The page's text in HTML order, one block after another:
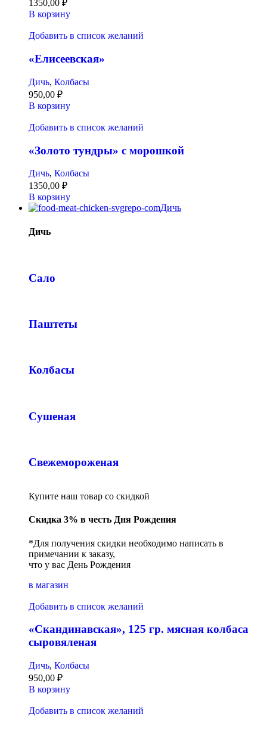
1350,00 ₽
В корзину
Добавить в список желаний
«Елисеевская»
Дичь, Колбасы
950,00 ₽
В корзину
Добавить в список желаний
«Золото тундры» с морошкой
Дичь, Колбасы
1350,00 ₽
В корзину
Дичь
Дичь
Сало
Паштеты
Колбасы
Сушеная
Свежемороженая
Купите наш товар со скидкой
Скидка 3% в честь Дня Рождения
*Для получения скидки необходимо написать в
примечании к заказу,
что у вас День Рождения
в магазин
Добавить в список желаний
«Скандинавская», 125 гр. мясная колбаса
сыровяленая
Дичь, Колбасы
950,00 ₽
В корзину
Добавить в список желаний